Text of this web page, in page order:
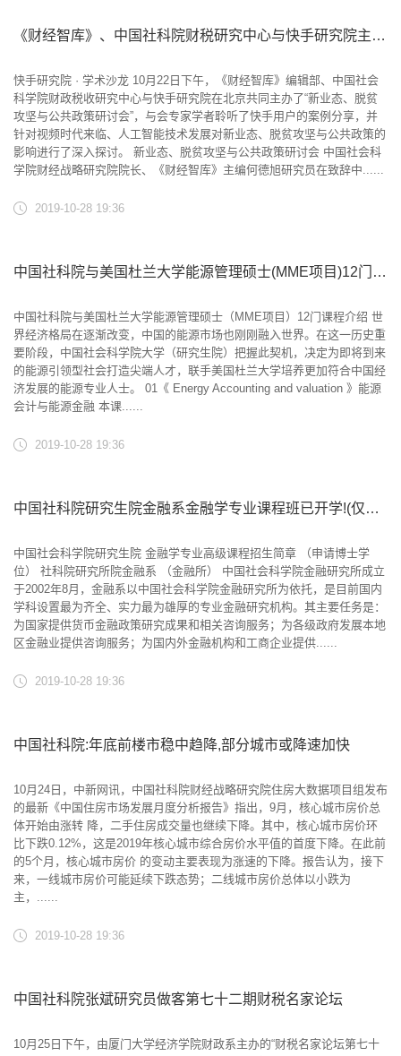
《财经智库》、中国社科院财税研究中心与快手研究院主办新业态、脱贫攻坚与公共政策研讨会
快手研究院 · 学术沙龙 10月22日下午，《财经智库》编辑部、中国社会
科学院财政税收研究中心与快手研究院在北京共同主办了“新业态、脱贫
攻坚与公共政策研讨会”，与会专家学者聆听了快手用户的案例分享，并
针对视频时代来临、人工智能技术发展对新业态、脱贫攻坚与公共政策的
影响进行了深入探讨。 新业态、脱贫攻坚与公共政策研讨会 中国社会科
学院财经战略研究院院长、《财经智库》主编何德旭研究员在致辞中......
2019-10-28 19:36
中国社科院与美国杜兰大学能源管理硕士(MME项目)12门课程介绍
中国社科院与美国杜兰大学能源管理硕士（MME项目）12门课程介绍 世
界经济格局在逐渐改变，中国的能源市场也刚刚融入世界。在这一历史重
要阶段，中国社会科学院大学（研究生院）把握此契机，决定为即将到来
的能源引领型社会打造尖端人才，联手美国杜兰大学培养更加符合中国经
济发展的能源专业人士。 01《 Energy Accounting and valuation 》能源
会计与能源金融 本课......
2019-10-28 19:36
中国社科院研究生院金融系金融学专业课程班已开学!(仅余几位最后的补录名额)
中国社会科学院研究生院 金融学专业高级课程招生简章 （申请博士学
位） 社科院研究所院金融系 （金融所） 中国社会科学院金融研究所成立
于2002年8月，金融系以中国社会科学院金融研究所为依托，是目前国内
学科设置最为齐全、实力最为雄厚的专业金融研究机构。其主要任务是：
为国家提供货币金融政策研究成果和相关咨询服务；为各级政府发展本地
区金融业提供咨询服务；为国内外金融机构和工商企业提供......
2019-10-28 19:36
中国社科院:年底前楼市稳中趋降,部分城市或降速加快
10月24日，中新网讯，中国社科院财经战略研究院住房大数据项目组发布
的最新《中国住房市场发展月度分析报告》指出，9月，核心城市房价总
体开始由涨转 降，二手住房成交量也继续下降。其中，核心城市房价环
比下跌0.12%，这是2019年核心城市综合房价水平值的首度下降。在此前
的5个月，核心城市房价 的变动主要表现为涨速的下降。报告认为，接下
来，一线城市房价可能延续下跌态势；二线城市房价总体以小跌为
主，......
2019-10-28 19:36
中国社科院张斌研究员做客第七十二期财税名家论坛
10月25日下午，由厦门大学经济学院财政系主办的“财税名家论坛第七十